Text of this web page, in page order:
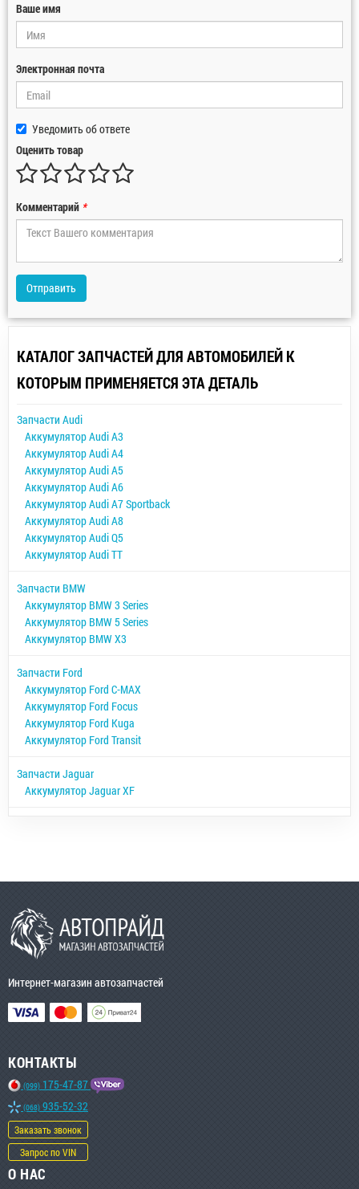
Ваше имя
Электронная почта
Уведомить об ответе
Оценить товар
Комментарий *
Отправить
КАТАЛОГ ЗАПЧАСТЕЙ ДЛЯ АВТОМОБИЛЕЙ К
КОТОРЫМ ПРИМЕНЯЕТСЯ ЭТА ДЕТАЛЬ
Запчасти Audi
Аккумулятор Audi A3
Аккумулятор Audi A4
Аккумулятор Audi A5
Аккумулятор Audi A6
Аккумулятор Audi A7 Sportback
Аккумулятор Audi A8
Аккумулятор Audi Q5
Аккумулятор Audi TT
Запчасти BMW
Аккумулятор BMW 3 Series
Аккумулятор BMW 5 Series
Аккумулятор BMW X3
Запчасти Ford
Аккумулятор Ford C-MAX
Аккумулятор Ford Focus
Аккумулятор Ford Kuga
Аккумулятор Ford Transit
Запчасти Jaguar
Аккумулятор Jaguar XF
Интернет-магазин автозапчастей
КОНТАКТЫ
(099) 175-47-87
(068) 935-52-32
Заказать звонок
Запрос по VIN
О НАС